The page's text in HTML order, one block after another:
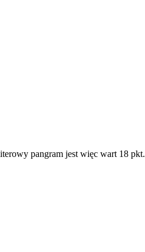
pangram jest więc wart 18 pkt.